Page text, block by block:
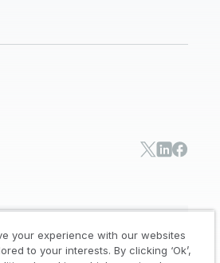
your experience with our websites
to your interests. By clicking ‘Ok’,